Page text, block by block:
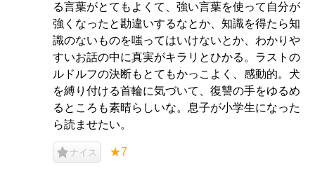
る言葉がとてもよくて、強い言葉を使って自分が
強くなったと勘違いするなとか、知識を得たら知
識のないものを嗤ってはいけないとか、わかりや
すいお話の中に真実がキラリとひかる。ラストの
ルドルフの決断もとてもかっこよく、感動的。犬
を縛り付ける首輪に気づいて、復讐の手をゆるめ
るところも素晴らしいな。息子が小学生になった
ら読ませたい。
ナイス ★7